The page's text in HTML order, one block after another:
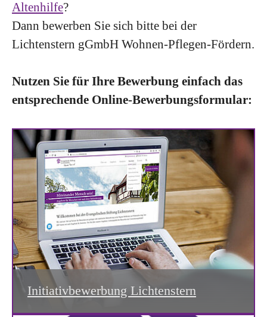
Altenhilfe?
Dann bewerben Sie sich bitte bei der
Lichtenstern gGmbH Wohnen-Pflegen-Fördern.
Nutzen Sie für Ihre Bewerbung einfach das
entsprechende Online-Bewerbungsformular:
Initiativbewerbung Lichtenstern